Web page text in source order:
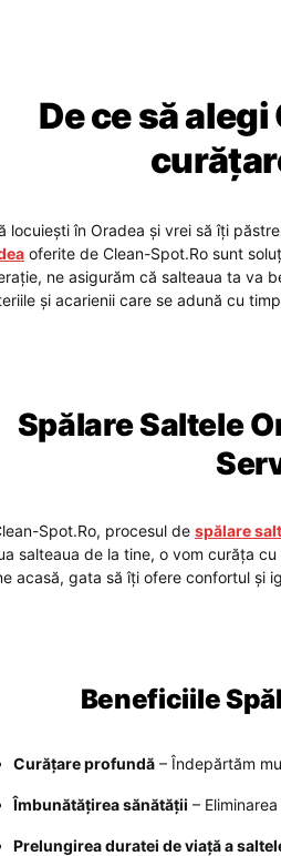
De ce să
locuiești în Oradea și vrei să îți
oferite de Clean-Spot.Ro sunt
ne asigurăm că salteaua ta va
și acarienii care se adună cu
Spălare Saltele
Spot.Ro, procesul de spălare
salteaua de la tine, o vom curăța
acasă, gata să îți ofere confortul și
Beneficiile
Curățare profundă – Îndepărtăm
Îmbunătățirea sănătății –
Prelungirea duratei de viață a